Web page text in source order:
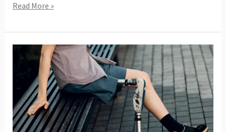
Read More »
Prostetik
Berat:
Yang
Mana